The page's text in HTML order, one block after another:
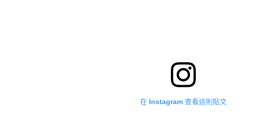
在 Instagram 查看這則貼文